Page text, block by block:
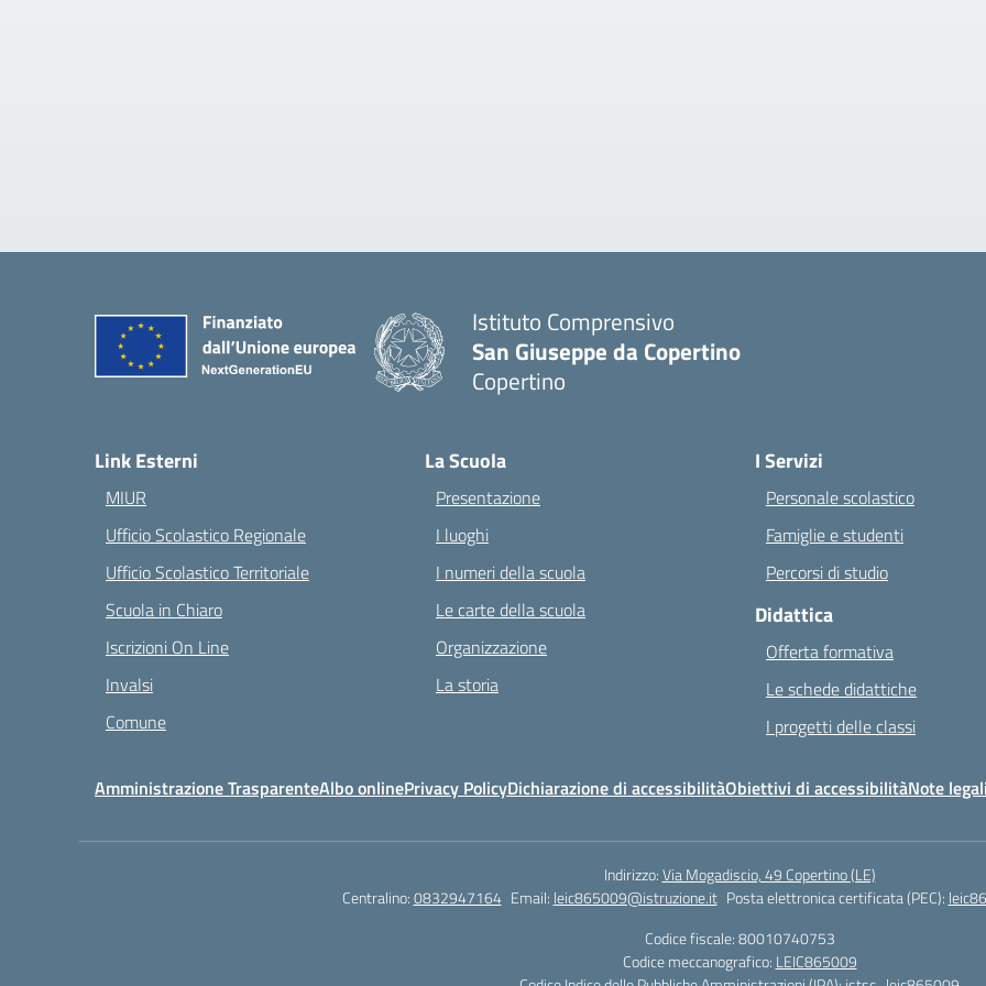
Istituto Comprensivo
San Giuseppe da Copertino
Copertino
Link Esterni
MIUR
Ufficio Scolastico Regionale
Ufficio Scolastico Territoriale
Scuola in Chiaro
Iscrizioni On Line
Invalsi
Comune
La Scuola
Presentazione
I luoghi
I numeri della scuola
Le carte della scuola
Organizzazione
La storia
I Servizi
Personale scolastico
Famiglie e studenti
Percorsi di studio
Didattica
Offerta formativa
Le schede didattiche
I progetti delle classi
Amministrazione TrasparenteAlbo onlinePrivacy PolicyDichiarazione di accessibilitàObiettivi di accessibilitàNote legali
Indirizzo:Via Mogadiscio, 49 Copertino (LE)
Centralino:0832947164 Email: leic865009@istruzione.it Posta elettronica certificata (PEC):
Codice fiscale: 80010740753
Codice meccanografico: LEIC865009